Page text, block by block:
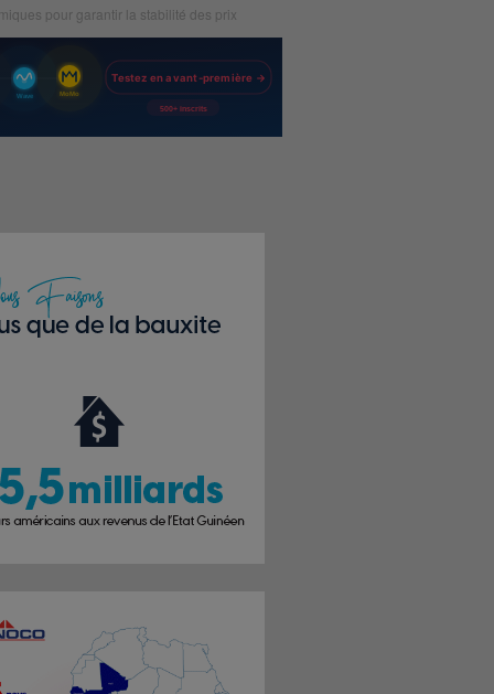
pour garantir la stabilité des prix